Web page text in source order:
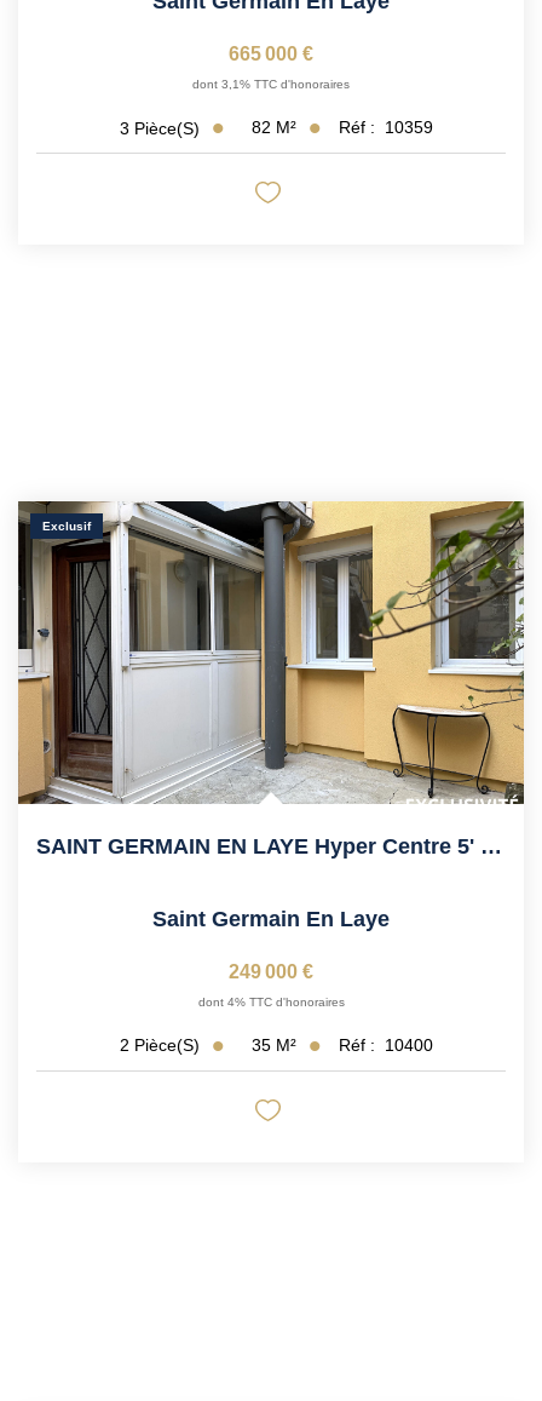
665 000 €
dont 3,1% TTC d'honoraires
3 Pièce(s) 82 M² Réf : 10359
Exclusif
SAINT GERMAIN EN LAYE Hyper Centre 5' RER
Saint Germain En Laye
249 000 €
dont 4% TTC d'honoraires
2 Pièce(s) 35 M² Réf : 10400